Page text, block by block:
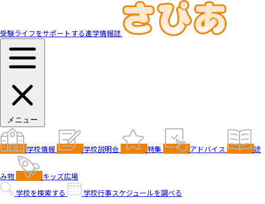
受験ライフをサポートする進学情報誌
メニュー
学校情報 学校説明会 特集 アドバイス 読
み物
キッズ広場
学校を検索する
学校行事スケジュールを調べる